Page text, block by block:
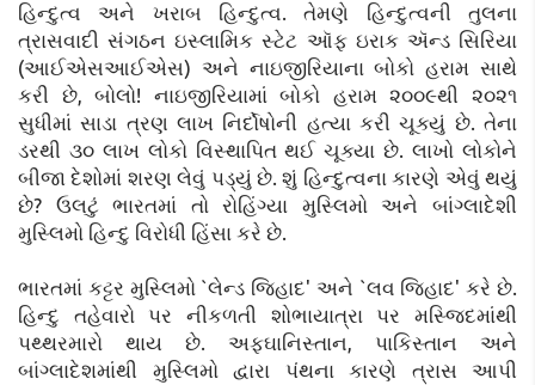
હિન્દુત્વ અને ખરાબ હિન્દુત્વ. તેમણે હિન્દુત્વની તુલના
ત્રાસવાદી સંગઠન ઇસ્લામિક સ્ટેટ ઑફ ઇરાક ઍન્ડ સિરિયા
(આઈએસઆઈએસ) અને નાઇજીરિયાના બોકો હરામ સાથે
કરી છે, બોલો! નાઇજીરિયામાં બોકો હરામ ૨૦૦૯થી ૨૦૨૧
સુધીમાં સાડા ત્રણ લાખ નિર્દોષોની હત્યા કરી ચૂક્યું છે. તેના
ડરથી ૩૦ લાખ લોકો વિસ્થાપિત થઈ ચૂક્યા છે. લાખો લોકોને
બીજા દેશોમાં શરણ લેવું પડ્યું છે. શું હિન્દુત્વના કારણે એવું થયું
છે? ઉલટું ભારતમાં તો રોહિંગ્યા મુસ્લિમો અને બાંગ્લાદેશી
મુસ્લિમો હિન્દુ વિરોધી હિંસા કરે છે.
ભારતમાં કટ્ટર મુસ્લિમો `લેન્ડ જિહાદ' અને `લવ જિહાદ' કરે છે.
હિન્દુ તહેવારો પર નીકળતી શોભાયાત્રા પર મસ્જિદમાંથી
પથ્થરમારો થાય છે. અફઘાનિસ્તાન, પાકિસ્તાન અને
બાંગ્લાદેશમાંથી મુસ્લિમો દ્વારા પંથના કારણે ત્રાસ આપી